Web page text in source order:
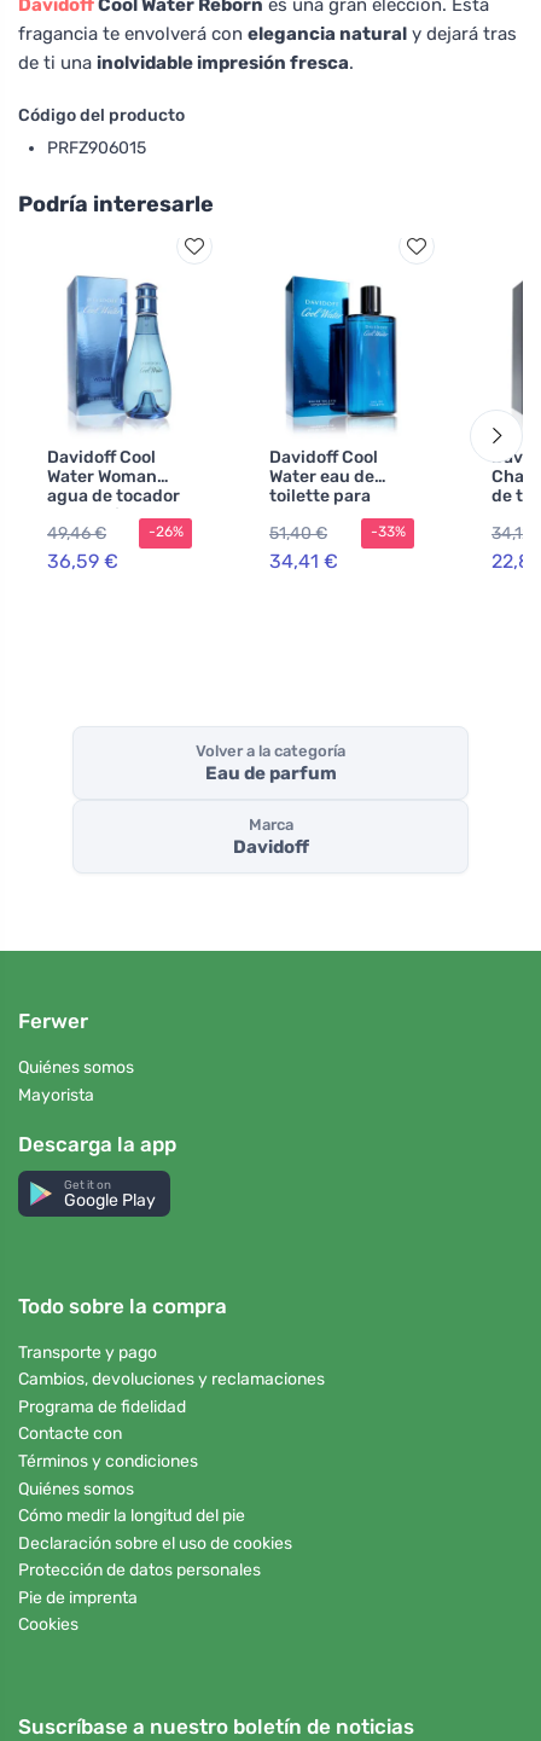
fragancia te envolverá con elegancia natural y dejará tras
de ti una inolvidable impresión fresca.
Código del producto
PRFZ906015
Podría interesarle
Davidoff Cool
Water Woman
agua de tocador
para mujer 200
ml
49,46 €
36,59 €
-26%
Davidoff Cool
Water eau de
toilette para
hombre 200 ml
51,40 €
34,41 €
-33%
de
34,12
Volver a la categoría
Eau de parfum
Marca
Davidoff
Ferwer
Quiénes somos
Mayorista
Descarga la app
Get it on
Google Play
Todo sobre la compra
Transporte y pago
Cambios, devoluciones y reclamaciones
Programa de fidelidad
Contacte con
Términos y condiciones
Quiénes somos
Cómo medir la longitud del pie
Declaración sobre el uso de cookies
Protección de datos personales
Pie de imprenta
Cookies
Suscríbase a nuestro boletín de noticias